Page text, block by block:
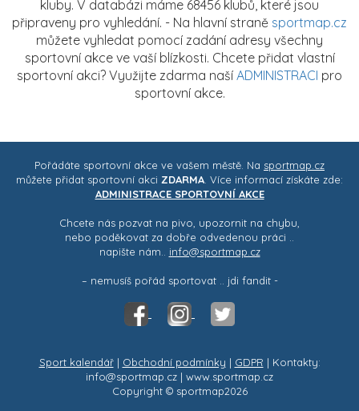
kluby. V databázi máme 68456 klubů, které jsou
připraveny pro vyhledání. - Na hlavní straně sportmap.cz
můžete vyhledat pomocí zadání adresy všechny
sportovní akce ve vaší blízkosti. Chcete přidat vlastní
sportovní akci? Využijte zdarma naší ADMINISTRACI pro
sportovní akce.
Pořádáte sportovní akce ve vašem městě. Na sportmap.cz
můžete přidat sportovní akci ZDARMA. Více informací získáte zde:
ADMINISTRACE SPORTOVNÍ AKCE
Chcete nás pozvat na pivo, upozornit na chybu,
nebo poděkovat za dobře odvedenou práci ..
napište nám.. info@sportmap.cz
– nemusíš pořád sportovat .. jdi fandit -
Sport kalendář| Obchodní podmínky | GDPR | Kontakty:
info@sportmap.cz | www.sportmap.cz
Copyright © sportmap2026